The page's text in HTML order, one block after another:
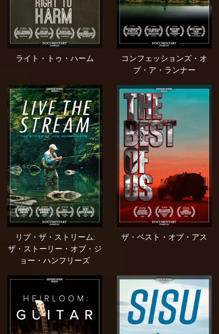
ライト・トゥ・ハーム
コンフェッションズ・オ
ブ・ア・ランナー
リブ・ザ・ストリーム:
ザ・ストーリー・オブ・ジ
ョー・ハンフリーズ
ザ・ベスト・オブ・アス